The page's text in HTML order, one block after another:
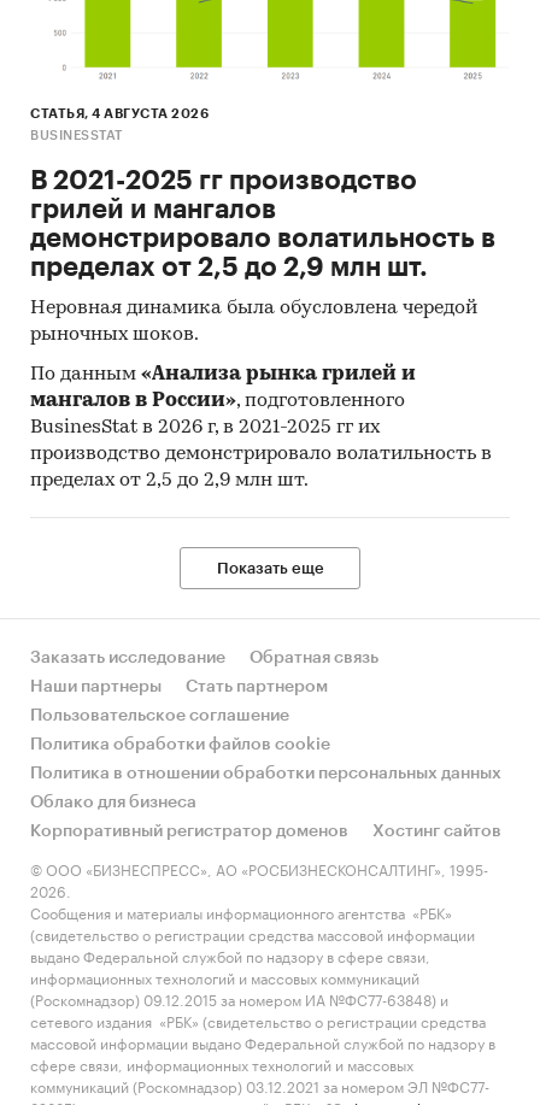
СТАТЬЯ, 4 АВГУСТА 2026
BUSINESSTAT
В 2021-2025 гг производство
грилей и мангалов
демонстрировало волатильность в
пределах от 2,5 до 2,9 млн шт.
Неровная динамика была обусловлена чередой
рыночных шоков.
По данным «Анализа рынка грилей и
мангалов в России», подготовленного
BusinesStat в 2026 г, в 2021-2025 гг их
производство демонстрировало волатильность в
пределах от 2,5 до 2,9 млн шт.
Показать еще
Заказать исследование
Обратная связь
Наши партнеры
Стать партнером
Пользовательское соглашение
Политика обработки файлов cookie
Политика в отношении обработки персональных данных
Облако для бизнеса
Корпоративный регистратор доменов
Хостинг сайтов
© ООО «БИЗНЕСПРЕСС», АО «РОСБИЗНЕСКОНСАЛТИНГ», 1995-
2026.
Сообщения и материалы информационного агентства «РБК»
(свидетельство о регистрации средства массовой информации
выдано Федеральной службой по надзору в сфере связи,
информационных технологий и массовых коммуникаций
(Роскомнадзор) 09.12.2015 за номером ИА №ФС77-63848) и
сетевого издания «РБК» (свидетельство о регистрации средства
массовой информации выдано Федеральной службой по надзору в
сфере связи, информационных технологий и массовых
коммуникаций (Роскомнадзор) 03.12.2021 за номером ЭЛ №ФС77-